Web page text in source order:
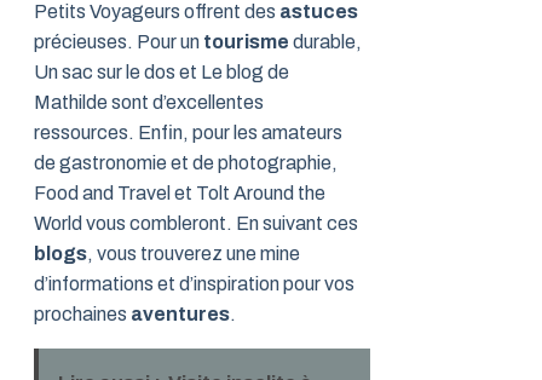
Petits Voyageurs offrent des astuces
précieuses. Pour un tourisme durable,
Un sac sur le dos et Le blog de
Mathilde sont d’excellentes
ressources. Enfin, pour les amateurs
de gastronomie et de photographie,
Food and Travel et Tolt Around the
World vous combleront. En suivant ces
blogs, vous trouverez une mine
d’informations et d’inspiration pour vos
prochaines aventures.